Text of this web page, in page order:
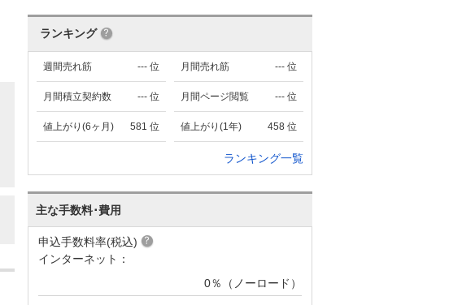
ランキング
--- 位
週間売れ筋 --- 位
月間売れ筋
--- 位
月間積立契約数 --- 位
月間ページ閲覧
581 位
値上がり(6ヶ月) 458 位
値上がり(1年)
ランキング一覧
主な手数料･費用
申込手数料率(税込)
インターネット：
0％（ノーロード）